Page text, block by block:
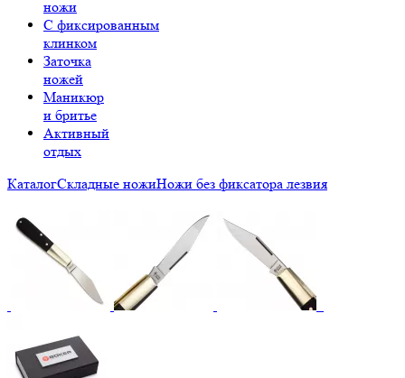
ножи
C фиксированным
клинком
Заточка
ножей
Маникюр
и бритье
Активный
отдых
КаталогСкладные ножиНожи без фиксатора лезвия